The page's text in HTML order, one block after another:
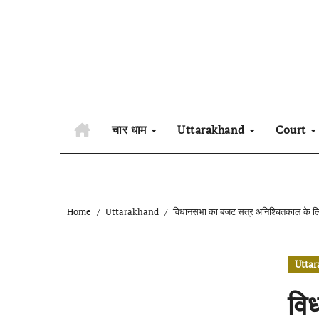
चार धाम Uttarakhand Court
Home Uttarakhand विधानसभा का बजट सत्र अनिश्चितकाल के